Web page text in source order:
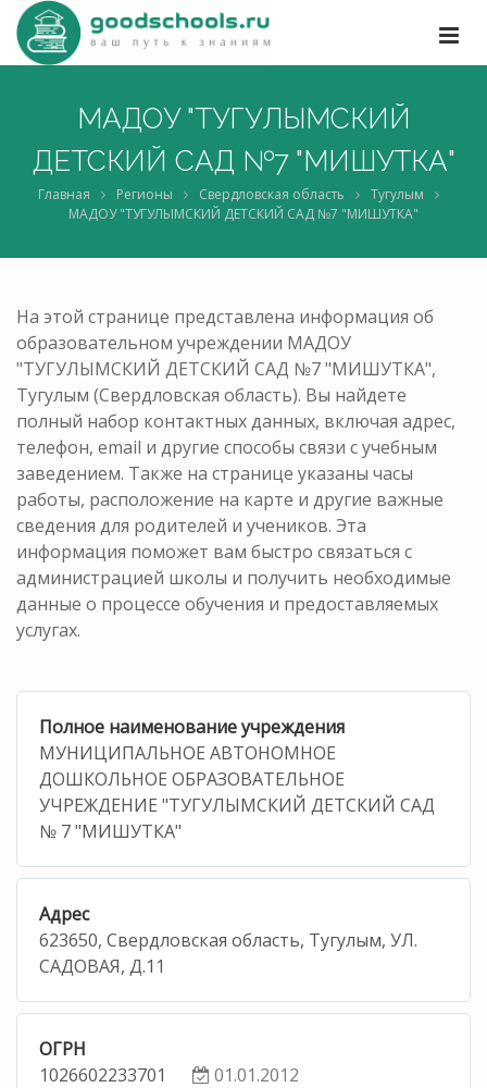
МАДОУ "ТУГУЛЫМСКИЙ
ДЕТСКИЙ САД №7 "МИШУТКА"
Главная Регионы Свердловская область
Тугулым
МАДОУ "ТУГУЛЫМСКИЙ ДЕТСКИЙ САД №7 "МИШУТКА"
На этой странице представлена информация об
образовательном учреждении МАДОУ
"ТУГУЛЫМСКИЙ ДЕТСКИЙ САД №7 "МИШУТКА",
Тугулым (Свердловская область). Вы найдете
полный набор контактных данных, включая адрес,
телефон, email и другие способы связи с учебным
заведением. Также на странице указаны часы
работы, расположение на карте и другие важные
сведения для родителей и учеников. Эта
информация поможет вам быстро связаться с
администрацией школы и получить необходимые
данные о процессе обучения и предоставляемых
услугах.
Полное наименование учреждения
МУНИЦИПАЛЬНОЕ АВТОНОМНОЕ
ДОШКОЛЬНОЕ ОБРАЗОВАТЕЛЬНОЕ
УЧРЕЖДЕНИЕ "ТУГУЛЫМСКИЙ ДЕТСКИЙ САД
№ 7 "МИШУТКА"
Адрес
623650, Свердловская область, Тугулым, УЛ.
САДОВАЯ, Д.11
ОГРН
1026602233701
01.01.2012